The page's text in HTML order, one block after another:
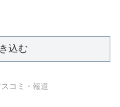
込む
スコミ・報道